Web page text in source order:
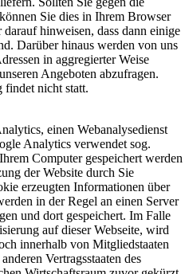
Sie dies in Ihrem Browser
hinweisen, dass dann einige
Darüber hinaus werden von uns
in aggregierter Weise
Angeboten abzufragen.
findet nicht statt.
einen Webanalysedienst
Analytics verwendet sog.
Computer gespeichert werden
der Website durch Sie
erzeugten Informationen über
in der Regel an einen Server
und dort gespeichert. Im Falle
auf dieser Webseite, wird
innerhalb von Mitgliedstaaten
Vertragsstaaten des